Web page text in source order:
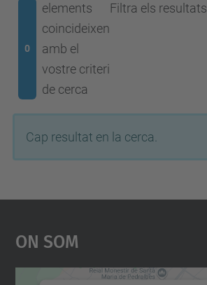
0
elements
coincideixen
amb el
vostre criteri
de cerca
Filtra els resultats.
Cap resultat en la cerca.
On Som